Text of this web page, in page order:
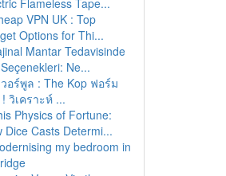
Flameless Tape...
VPN UK : Top
Options for Thi...
Mantar Tedavisinde
Ne...
วอร์พูล : The Kop ฟอร์ม
วิเคราะห์ ...
Physics of Fortune:
Dice Casts Determi...
my bedroom in